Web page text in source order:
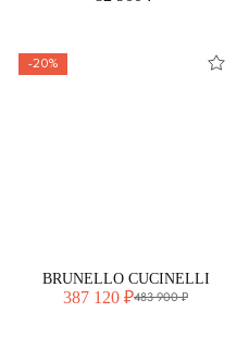
-20%
BRUNELLO CUCINELLI
387 120 ₽483 900 ₽